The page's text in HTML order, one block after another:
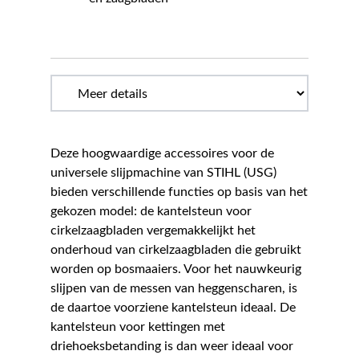
Deze hoogwaardige accessoires voor de
universele slijpmachine van STIHL (USG)
bieden verschillende functies op basis van het
gekozen model: de kantelsteun voor
cirkelzaagbladen vergemakkelijkt het
onderhoud van cirkelzaagbladen die gebruikt
worden op bosmaaiers. Voor het nauwkeurig
slijpen van de messen van heggenscharen, is
de daartoe voorziene kantelsteun ideaal. De
kantelsteun voor kettingen met
driehoeksbetanding is dan weer ideaal voor